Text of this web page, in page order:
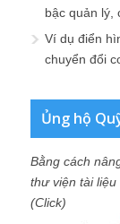
bậc quản lý,
Ví dụ điển
chuyển đổi
Ủng hộ
Bằng cách
thư viện tài
(Click)